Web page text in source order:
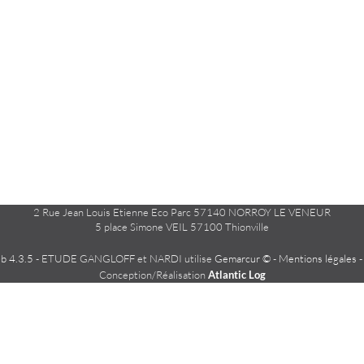
2 Rue Jean Louis Etienne Eco Parc 57140 NORROY LE VENEUR
5 place Simone VEIL 57100 Thionville
4.3.5 - ETUDE GANGLOFF et NARDI utilise Gemarcur ©- Mentions légales -
Conception/Réalisation Atlantic Log